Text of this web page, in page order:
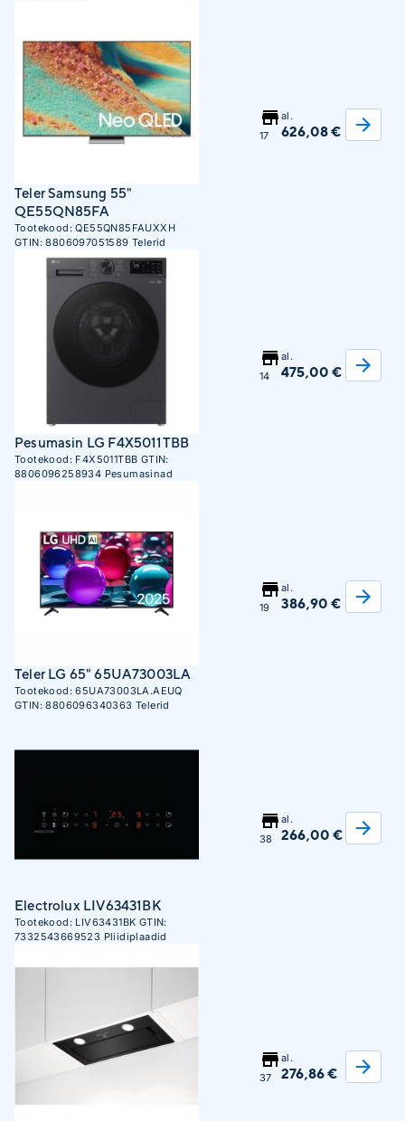
Teler Samsung 55"
QE55QN85FA
Tootekood:QE55QN85FAUXXH
GTIN:8806097051589 Telerid
17
al.
626,08 €
Pesumasin LG F4X5011TBB
Tootekood: F4X5011TBB GTIN:
8806096258934 Pesumasinad
14
al.
475,00 €
Teler LG 65" 65UA73003LA
Tootekood:65UA73003LA.AEUQ
GTIN:8806096340363 Telerid
19
al.
386,90 €
Electrolux LIV63431BK
Tootekood: LIV63431BK GTIN:
7332543669523 Pliidiplaadid
38
al.
266,00 €
37
al.
276,86 €